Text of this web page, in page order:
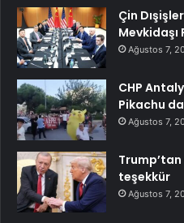
Çin
Ağustos 7,
CHP
Pikachu
Ağustos 7,
teşekkür
Ağustos 7,